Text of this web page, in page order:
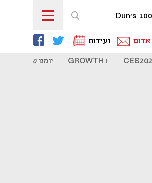
Dun's 100
אדום ועידות
+GROWTH יומנו של